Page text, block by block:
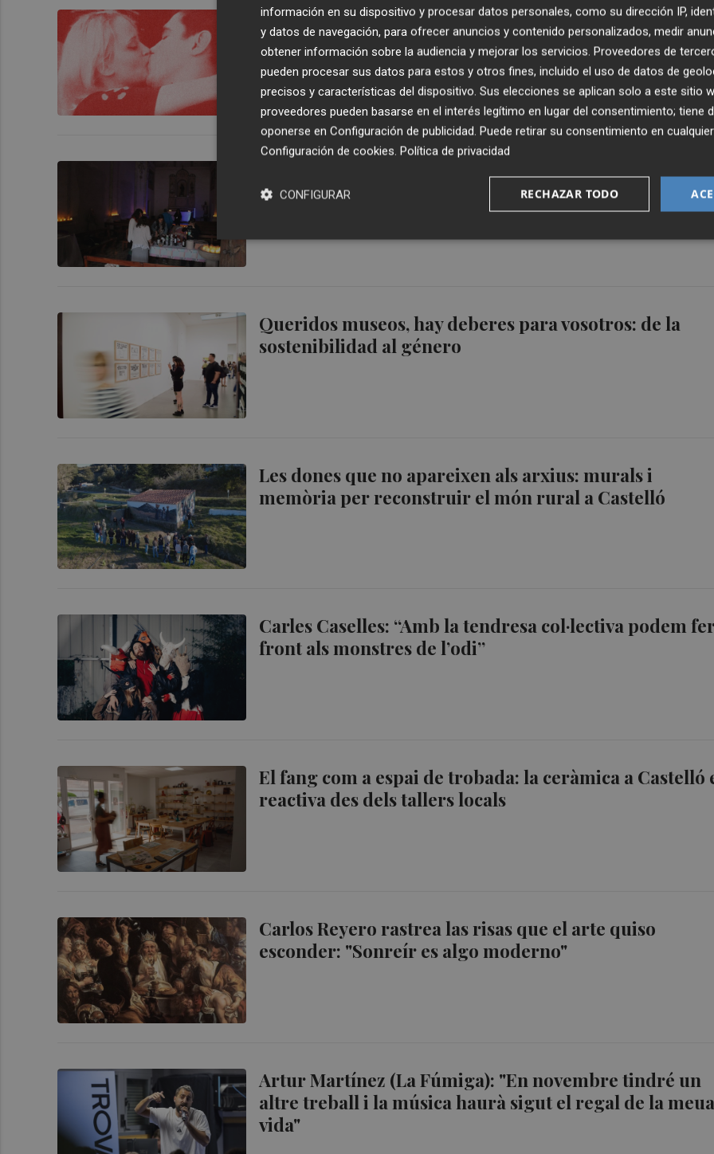
Marina Bobo explora la violencia detrás de los besos:
"Me interesaba encontrar la imagen opuesta al
Els pobles també es cansen: laboratoris per a
el descans en una vida accelerada
Queridos museos, hay deberes para vosotros: de la
sostenibilidad al género
Les dones que no apareixen als arxius: murals i
memòria per reconstruir el món rural a Castelló
Carles Caselles: “Amb la tendresa col·lectiva podem
front als monstres de l’odi”
El fang com a espai de trobada: la ceràmica a Castelló
reactiva des dels tallers locals
Carlos Reyero rastrea las risas que el arte quiso
esconder: "Sonreír es algo moderno"
Artur Martínez (La Fúmiga): "En novembre tindré un
altre treball i la música haurà sigut el regal de la
vida"
información en su dispositivo y procesar datos personales, como su dirección IP,
y datos de navegación, para ofrecer anuncios y contenido personalizados, medir
obtener información sobre la audiencia y mejorar los servicios. Proveedores de
pueden procesar sus datos para estos y otros fines, incluido el uso de datos de
precisos y características del dispositivo. Sus elecciones se aplican solo a este sitio
proveedores pueden basarse en el interés legítimo en lugar del consentimiento; tiene
oponerse en Configuración de publicidad. Puede retirar su consentimiento en
Configuración de cookies. Política de privacidad
RECHAZAR TODO
CONFIGURAR